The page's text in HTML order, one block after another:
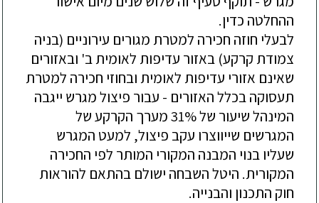
ההחלטה כדין.
לבעלי חוזה חכירה למטרת מגורים עירוניים (בניה
צמודת קרקע) באזור עדיפות לאומית ב' ובאזורים
שאינם אזורי עדיפות לאומית ובחוזי חכירה למטרת
תעסוקה בכלל האזורים - עבור פיצול מגרש ייגבה
המינהל שיעור של 31% מערך הקרקע של
המגרשים שייווצרו עקב פיצול, למעט המגרש
שעליו בנוי המבנה המקורי המותר לפי החכירה
המקורית. היטל השבחה ישולם בהתאם להוראות
חוק התכנון והבנייה.